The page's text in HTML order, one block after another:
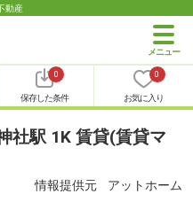
動産
0
保存した条件
0
お気に入り
社駅 1K 賃貸(賃貸マ
情報提供元 アットホーム